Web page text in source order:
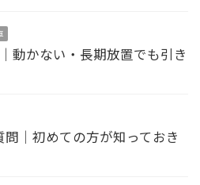
動かない・長期放置でも引き
｜初めての方が知っておき